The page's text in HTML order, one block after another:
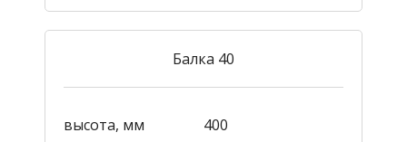
Балка 40
высота, мм 400